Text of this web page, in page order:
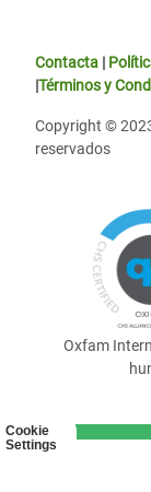
Cookie
Settings
Contacta |
|Términos y
Copyright ©
reservados
Oxfam